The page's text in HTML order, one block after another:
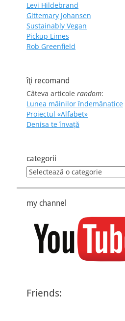
Levi Hildebrand
Gittemary Johansen
Sustainably Vegan
Pickup Limes
Rob Greenfield
îţi recomand
Câteva articole random:
Lunea mâinilor îndemânatice
Proiectul «Alfabet»
Denisa te învaţă
categorii
categorii
my channel
Friends: